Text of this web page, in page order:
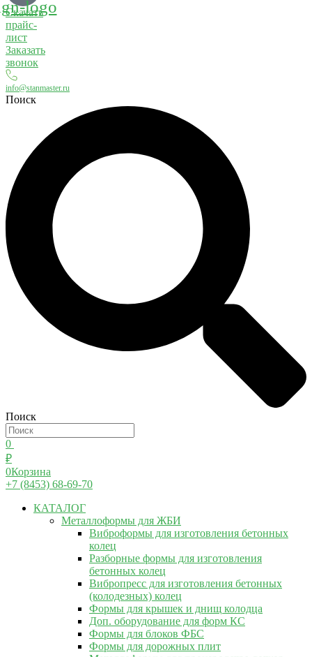
logo
Скачать
прайс-
лист
Заказать
звонок
info@stanmaster.ru
Поиск
Поиск
0
₽
0Корзина
+7 (8453) 68-69-70
КАТАЛОГ
Металлоформы для ЖБИ
Виброформы для изготовления бетонных
колец
Разборные формы для изготовления
бетонных колец
Вибропресс для изготовления бетонных
(колодезных) колец
Формы для крышек и днищ колодца
Доп. оборудование для форм КС
Формы для блоков ФБС
Формы для дорожных плит